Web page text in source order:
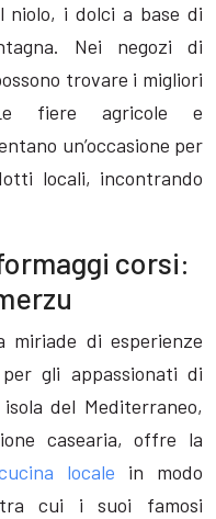
i dolci a base di
Nei negozi di
trovare i migliori
fiere agricole e
un’occasione per
locali, incontrando
corsi:
miriade di esperienze
gli appassionati di
del Mediterraneo,
casearia, offre la
locale in modo
tra cui i suoi famosi